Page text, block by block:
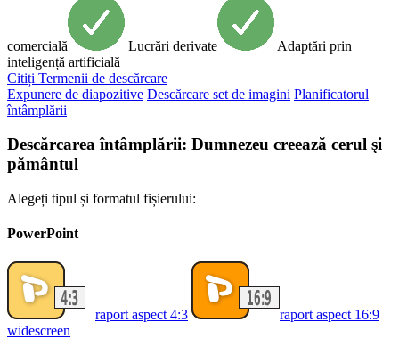
comercială Lucrări derivate
Adaptări prin
inteligență artificială
Citiți Termenii de descărcare
Expunere de diapozitive Descărcare set de imagini Planificatorul
întâmplării
Descărcarea întâmplării: Dumnezeu creează cerul şi
pământul
Alegeți tipul și formatul fișierului:
PowerPoint
raport aspect 4:3
raport aspect 16:9
widescreen